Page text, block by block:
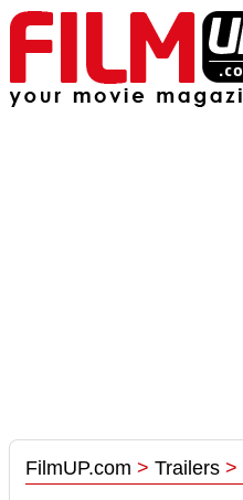
FilmUP.com > Trailers >